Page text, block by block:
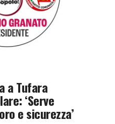
a Tufara
‘Serve
e sicurezza’